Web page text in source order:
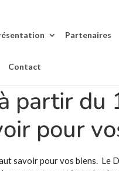
Partenaires
Contact
partir du
pour
savoir pour vos biens. Le